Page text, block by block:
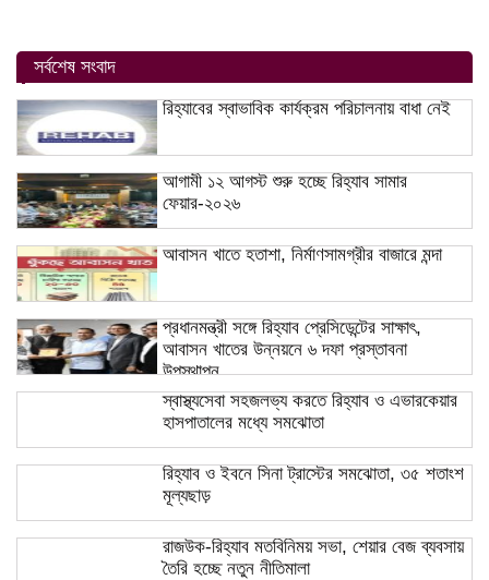
সর্বশেষ সংবাদ
রিহ্যাবের স্বাভাবিক কার্যক্রম পরিচালনায় বাধা নেই
আগামী ১২ আগস্ট শুরু হচ্ছে রিহ্যাব সামার
ফেয়ার-২০২৬
আবাসন খাতে হতাশা, নির্মাণসামগ্রীর বাজারে মন্দা
প্রধানমন্ত্রী সঙ্গে রিহ্যাব প্রেসিডেন্টের সাক্ষাৎ,
আবাসন খাতের উন্নয়নে ৬ দফা প্রস্তাবনা
উপস্থাপন
স্বাস্থ্যসেবা সহজলভ্য করতে রিহ্যাব ও এভারকেয়ার
হাসপাতালের মধ্যে সমঝোতা
রিহ্যাব ও ইবনে সিনা ট্রাস্টের সমঝোতা, ৩৫ শতাংশ
মূল্যছাড়
রাজউক-রিহ্যাব মতবিনিময় সভা, শেয়ার বেজ ব্যবসায়
তৈরি হচ্ছে নতুন নীতিমালা